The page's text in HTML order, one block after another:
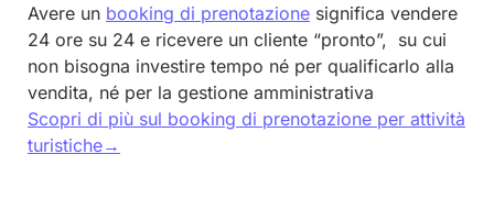
Avere un booking di prenotazione significa vendere
24 ore su 24 e ricevere un cliente “pronto”, su cui
non bisogna investire tempo né per qualificarlo alla
vendita, né per la gestione amministrativa
Scopri di più sul booking di prenotazione per attività
turistiche→